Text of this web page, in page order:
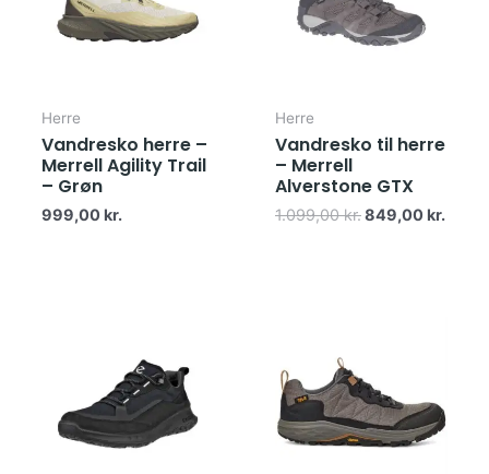
Herre
Vandresko herre –
Merrell Agility Trail
– Grøn
999,00 kr.
Herre
Vandresko til herre
– Merrell
Alverstone GTX
1.099,00kr.849,00 kr.
1.299,95 kr..
1.039,95 kr..